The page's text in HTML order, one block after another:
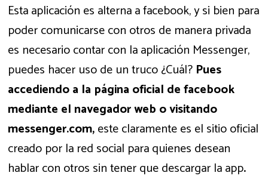
Esta aplicación es alterna a facebook, y si bien para
poder comunicarse con otros de manera privada
es necesario contar con la aplicación Messenger,
puedes hacer uso de un truco ¿Cuál? Pues
accediendo a la página oficial de facebook
mediante el navegador web o visitando
messenger.com,este claramente es el sitio oficial
creado por la red social para quienes desean
hablar con otros sin tener que descargar la app.